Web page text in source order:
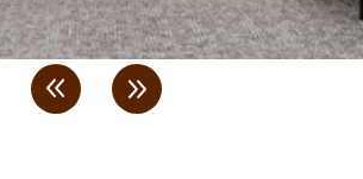
< >